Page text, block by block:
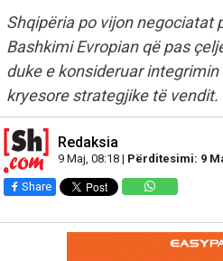
Shqipëria po vijon negociatat
Bashkimi Evropian që pas
duke e konsideruar
kryesore strategjike të vendit.
Redaksia
9 Maj, 08:18 | Përditesimi: 9
Share